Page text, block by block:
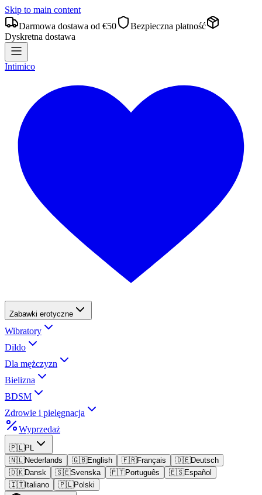
Skip to main content
Darmowa dostawa od €50
Bezpieczna płatność
Dyskretna dostawa
Intimico
Zabawki erotyczne
Wibratory
Dildo
Dla mężczyzn
Bielizna
BDSM
Zdrowie i pielęgnacja
Wyprzedaż
🇵🇱PL
🇳🇱Nederlands 🇬🇧English 🇫🇷Français 🇩🇪Deutsch
🇩🇰Dansk 🇸🇪Svenska 🇵🇹Português 🇪🇸Español
🇮🇹Italiano 🇵🇱Polski